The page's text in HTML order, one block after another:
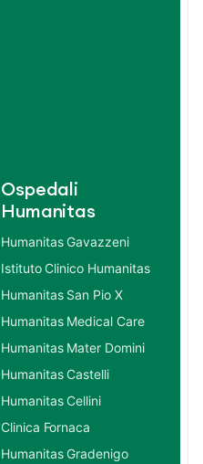
Ospedali
Humanitas
Humanitas Gavazzeni
Istituto Clinico Humanitas
Humanitas San Pio X
Humanitas Medical Care
Humanitas Mater Domini
Humanitas Castelli
Humanitas Cellini
Clinica Fornaca
Humanitas Gradenigo